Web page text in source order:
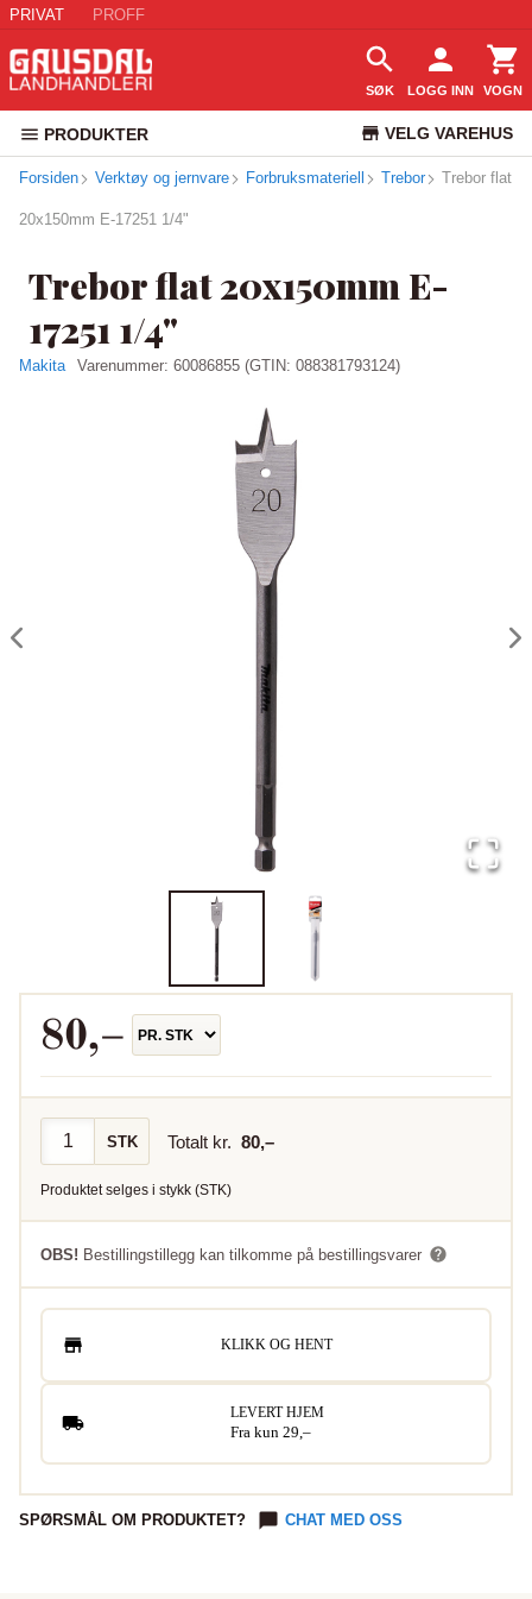
PRIVAT PROFF
SØK LOGG INN VOGN
PRODUKTER VELG VAREHUS
KUNDESERVICE
Forsiden Verktøy og jernvare Forbruksmateriell Trebor Trebor flat
20x150mm E-17251 1/4"
Trebor flat 20x150mm E-
17251 1/4"
Makita Varenummer: 60086855 (GTIN: 088381793124)
80,–
STK Totalt kr. 80,–
Produktet selges i stykk (STK)
OBS! Bestillingstillegg kan tilkomme på bestillingsvarer
KLIKK OG HENT
LEVERT HJEM
Fra kun 29,–
SPØRSMÅL OM PRODUKTET? CHAT MED OSS